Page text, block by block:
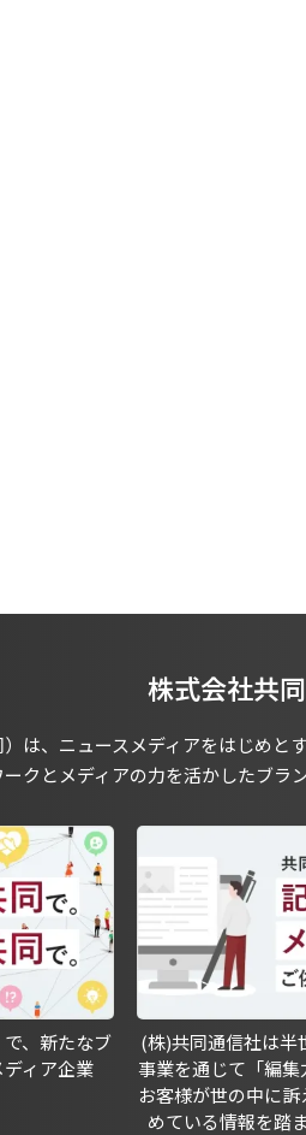
株式会社共
は、ニュースメディアをはじめ
ークとメディアの力を活かしたブラ
で、新たなブ
ィア企業
(株)共同通信社は半
事業を通じて「編集
お客様が世の中に
めている情報を踏